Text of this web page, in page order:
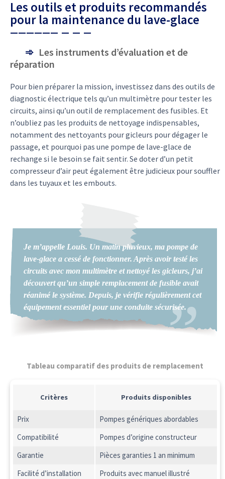
Les outils et produits recommandés
pour la maintenance du lave-glace
Les instruments d’évaluation et de
réparation
Pour bien préparer la mission, investissez dans des outils de
diagnostic électrique tels qu’un multimètre pour tester les
circuits, ainsi qu’un outil de remplacement des fusibles. Et
n’oubliez pas les produits de nettoyage indispensables,
notamment des nettoyants pour gicleurs pour dégager le
passage, et pourquoi pas une pompe de lave-glace de
rechange si le besoin se fait sentir. Se doter d’un petit
compresseur d’air peut également être judicieux pour souffler
dans les tuyaux et les embouts.
Je m’appelle Louis. Un matin pluvieux, ma pompe de
lave-glace a cessé de fonctionner. Après avoir testé les
circuits avec mon multimètre et nettoyé les gicleurs, j’ai
découvert qu’un simple remplacement de fusible avait
réanimé le système. Depuis, je vérifie régulièrement cet
équipement essentiel pour une conduite sécurisée.
Tableau comparatif des produits de remplacement
Critères Produits disponibles
Prix
Pompes génériques abordables
Compatibilité
Pompes d’origine constructeur
Garantie
Pièces garanties 1 an minimum
Facilité d’installation
Produits avec manuel illustré